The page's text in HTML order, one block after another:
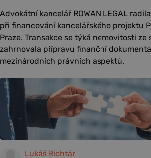
Advokátní kancelář ROWAN LEGAL
při financování kancelářského projektu
Praze. Transakce se týká nemovitosti ze
zahrnovala přípravu finanční
mezinárodních právních aspektů.
Lukáš Richtár